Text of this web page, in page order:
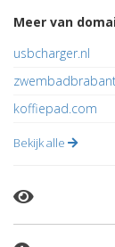
Meer van
usbcharger.nl
koffiepad.com
Bekijk alle